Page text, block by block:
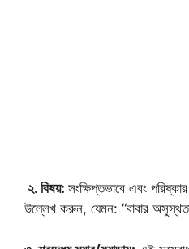
২. বিষয়: সংক্ষিপ্তভাবে এবং
উল্লেখ করুন, যেমন: “বাবার